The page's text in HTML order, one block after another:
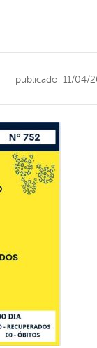
publicado: 11/04/